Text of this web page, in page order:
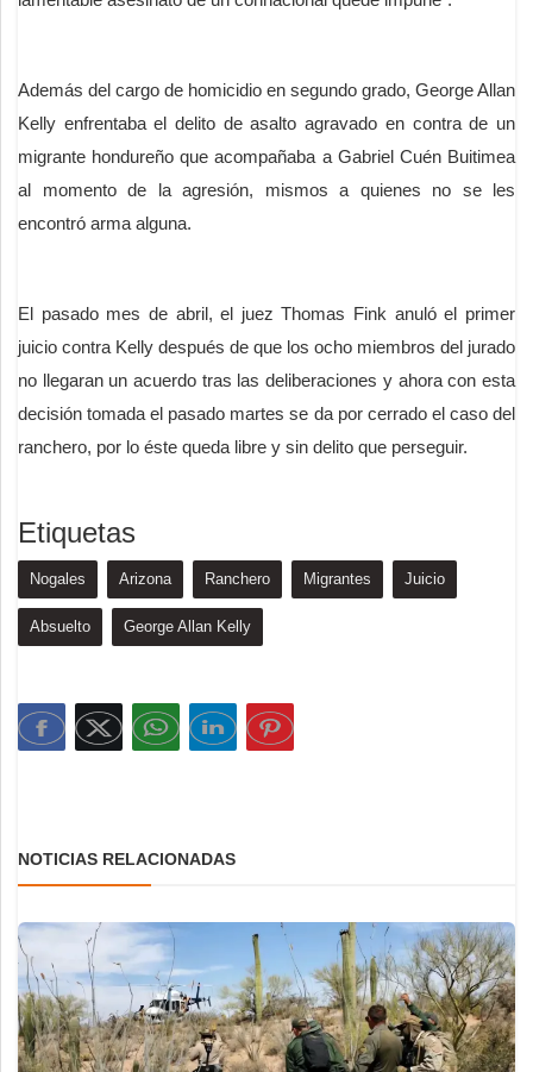
Además del cargo de homicidio en segundo grado, George Allan
Kelly enfrentaba el delito de asalto agravado en contra de un
migrante hondureño que acompañaba a Gabriel Cuén Buitimea
al momento de la agresión, mismos a quienes no se les
encontró arma alguna.
El pasado mes de abril, el juez Thomas Fink anuló el primer
juicio contra Kelly después de que los ocho miembros del jurado
no llegaran un acuerdo tras las deliberaciones y ahora con esta
decisión tomada el pasado martes se da por cerrado el caso del
ranchero, por lo éste queda libre y sin delito que perseguir.
Etiquetas
Nogales Arizona Ranchero Migrantes Juicio
Absuelto George Allan Kelly
NOTICIAS RELACIONADAS